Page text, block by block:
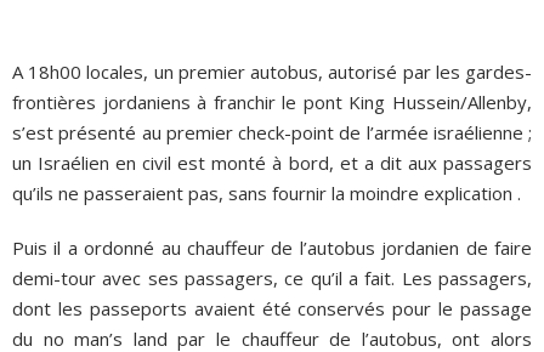
A 18h00 locales, un premier autobus, autorisé par les gardes-
frontières jordaniens à franchir le pont King Hussein/Allenby,
s’est présenté au premier check-point de l’armée israélienne ;
un Israélien en civil est monté à bord, et a dit aux passagers
qu’ils ne passeraient pas, sans fournir la moindre explication .
Puis il a ordonné au chauffeur de l’autobus jordanien de faire
demi-tour avec ses passagers, ce qu’il a fait. Les passagers,
dont les passeports avaient été conservés pour le passage
du no man’s land par le chauffeur de l’autobus, ont alors